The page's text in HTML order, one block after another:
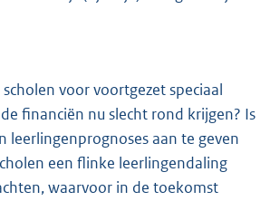
voor voortgezet speciaal
financiën nu slecht rond krijgen? Is
leerlingenprognoses aan te geven
een flinke leerlingendaling
waarvoor in de toekomst